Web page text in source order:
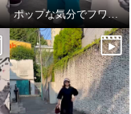
ポップな気分でフワモコパーカー